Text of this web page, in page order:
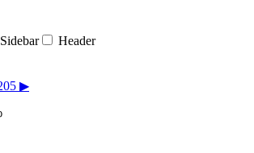
Sidebar
Header
▶